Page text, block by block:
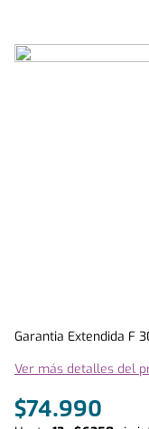
Garantia Extendida F
Ver más detalles del
$74.990